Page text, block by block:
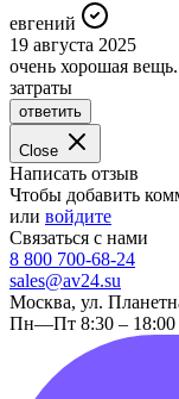
евгений
19 августа 2025
очень хорошая
затраты
ответить
Close
Написать отзыв
Чтобы добавить
или войдите
Связаться с нами
8 800 700-68-24
sales@av24.su
Москва, ул.
Пн—Пт 8:30 – 18:00